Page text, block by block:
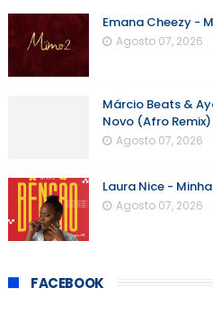
Emana Cheezy -
Agosto 07, 2026
Márcio Beats &
Novo (Afro Remix)
Agosto 07, 2026
Laura Nice -
Agosto 07, 2026
FACEBOOK